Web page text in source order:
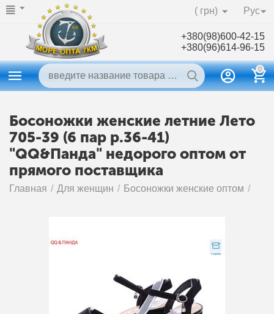
Рус
( грн)
+380(98)600-42-15
+380(96)614-96-15
0
Босоножки женские летние Лето
705-39 (6 пар р.36-41)
"QQ&Панда" недорого оптом от
прямого поставщика
Главная / Для женщин / Босоножки женские оптом /